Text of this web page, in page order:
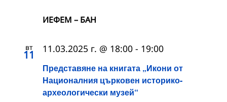
ИЕФЕМ – БАН
вт
11
Представяне на книгата „Икони от
Националния църковен историко-
археологически музей“
11.03.2025 г. @ 18:00 - 19:00